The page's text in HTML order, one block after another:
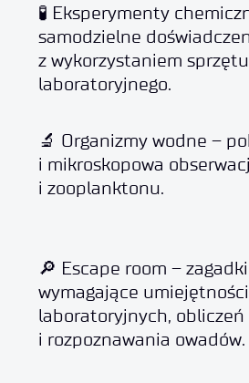
🧪 Eksperymenty
samodzielne
z wykorzystaniem sprzętu
laboratoryjnego.
🔬 Organizmy wodne –
i mikroskopowa
i zooplanktonu.
🔎 Escape room –
wymagające umiejętności
laboratoryjnych, obliczeń
i rozpoznawania owadów.